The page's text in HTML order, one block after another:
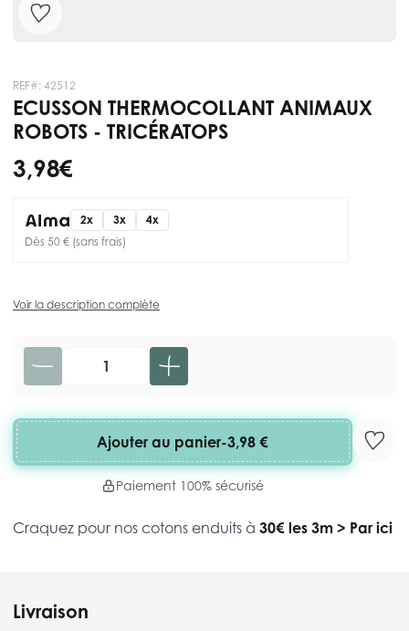
REF#: 42512
ECUSSON THERMOCOLLANT ANIMAUX
ROBOTS - TRICÉRATOPS
3,98 €
2x 3x
4x
Dès 50 € (sans frais)
Voir la description complète
Quantité
Ajouter au panier-3,98 €
Paiement 100% sécurisé
Craquez pour nos cotons enduits à 30€ les 3m > Par ici
Livraison